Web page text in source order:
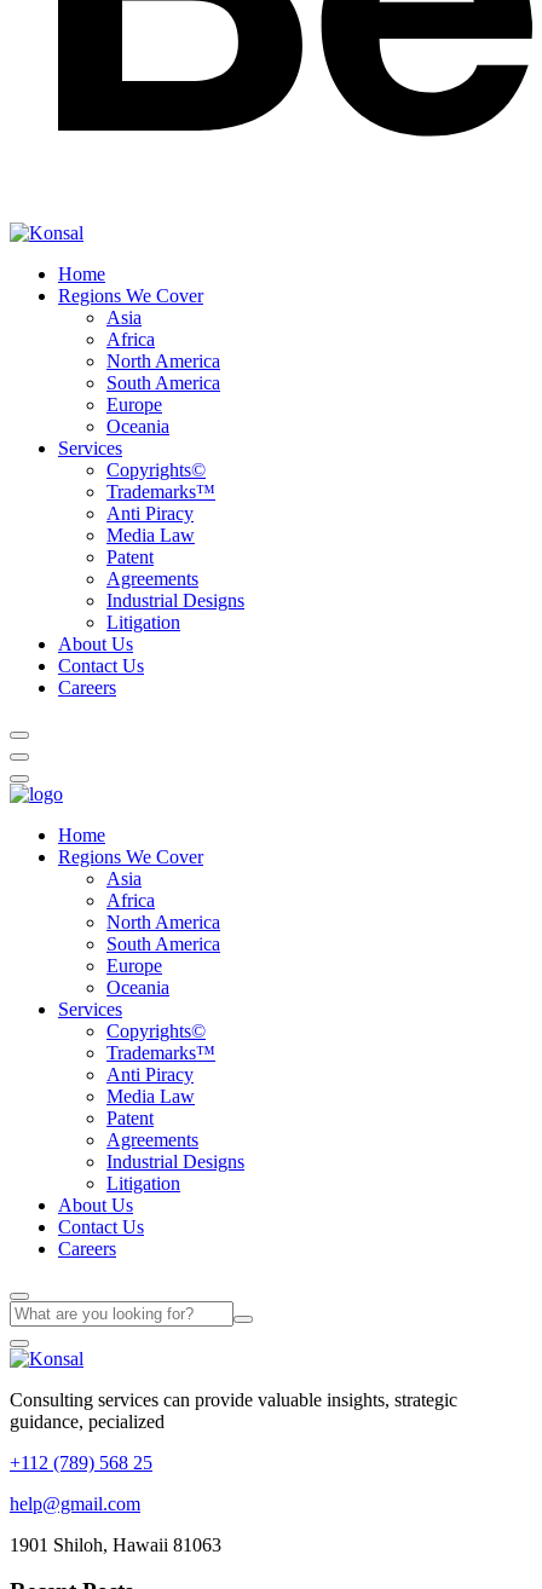
Home
Regions We Cover
Asia
Africa
North America
South America
Europe
Oceania
Services
Copyrights©
Trademarks™
Anti Piracy
Media Law
Patent
Agreements
Industrial Designs
Litigation
About Us
Contact Us
Careers
Home
Regions We Cover
Asia
Africa
North America
South America
Europe
Oceania
Services
Copyrights©
Trademarks™
Anti Piracy
Media Law
Patent
Agreements
Industrial Designs
Litigation
About Us
Contact Us
Careers
Consulting services can provide valuable insights, strategic
guidance, pecialized
+112 (789) 568 25
help@gmail.com
1901 Shiloh, Hawaii 81063